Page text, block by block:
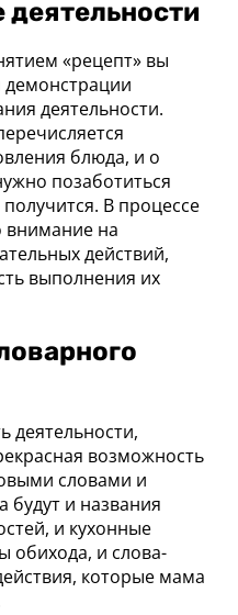
«рецепт» вы
демонстрации
деятельности.
блюда, и о
позаботиться
В процессе
внимание на
действий,
выполнения их
деятельности,
возможность
словами и
будут и названия
и кухонные
и слова-
которые мама